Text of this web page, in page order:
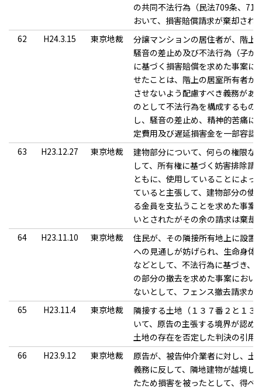
の共同不法行為（民法709条、
おいて、損害賠償請求が棄却され
62
H24.3.15 東京地裁
分譲マンションの居住者が、階上
騒音の差止め及び不法行為（子が
に基づく損害賠償を求めた事案に
せたことは、階上の居室所有者が
させないよう配慮すべき義務があ
のとして不法行為を構成するもの
し、騒音の差止め、精神的苦痛に
定費用及び遅延損害金を一部容認
63
H23.12.27 東京地裁
建物部分について、何らの権限な
して、所有権に基づく妨害排除請
ともに、使用していることによっ
ていると主張して、建物部分の使
る金員を支払うことを求めた事案
いとされたがその余の請求は棄却
64
H23.11.10 東京地裁
住民が、その隣接所有地上に設置
への見通しが妨げられ、生命身体
などとして、不法行為に基づき、
の部分の撤去を求めた事案におい
ないとして、フェンス撤去請求が
65
H23.11.4 東京地裁
隣接する土地（１３７番２と１３
いて、原告の主張する境界が認め
土地の存在を否定した判決の引用
66
H23.9.12 東京地裁
原告が、被告仲介業者に対し、土
義務に反して、隣地建物が越境し
たため損害を被ったとして、得べ